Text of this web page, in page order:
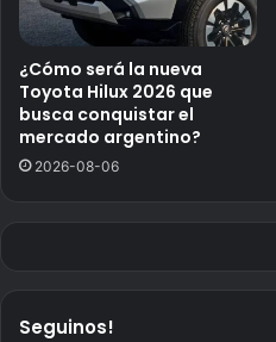
¿Cómo será la nueva
Toyota Hilux 2026 que
busca conquistar el
mercado argentino?
2026-08-06
Seguinos!